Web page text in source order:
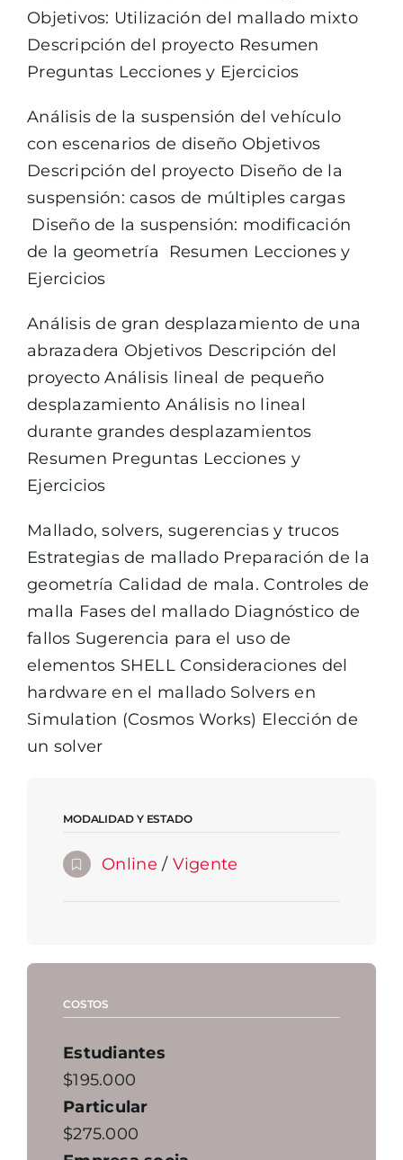
Objetivos: Utilización del mallado mixto
Descripción del proyecto Resumen
Preguntas Lecciones y Ejercicios
Análisis de la suspensión del vehículo
con escenarios de diseño Objetivos
Descripción del proyecto Diseño de la
suspensión: casos de múltiples cargas
Diseño de la suspensión: modificación
de la geometría Resumen Lecciones y
Ejercicios
Análisis de gran desplazamiento de una
abrazadera Objetivos Descripción del
proyecto Análisis lineal de pequeño
desplazamiento Análisis no lineal
durante grandes desplazamientos
Resumen Preguntas Lecciones y
Ejercicios
Mallado, solvers, sugerencias y trucos
Estrategias de mallado Preparación de la
geometría Calidad de mala. Controles de
malla Fases del mallado Diagnóstico de
fallos Sugerencia para el uso de
elementos SHELL Consideraciones del
hardware en el mallado Solvers en
Simulation (Cosmos Works) Elección de
un solver
MODALIDAD Y ESTADO
Online / Vigente
COSTOS
Estudiantes
$195.000
Particular
$275.000